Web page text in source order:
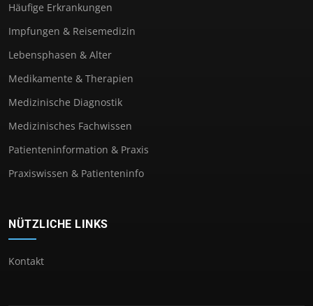
Häufige Erkrankungen
Impfungen & Reisemedizin
Lebensphasen & Alter
Medikamente & Therapien
Medizinische Diagnostik
Medizinisches Fachwissen
Patienteninformation & Praxis
Praxiswissen & Patienteninfo
NÜTZLICHE LINKS
Kontakt